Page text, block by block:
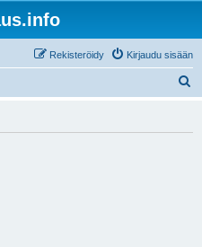
Kirjaudu sisään
Rekisteröidy